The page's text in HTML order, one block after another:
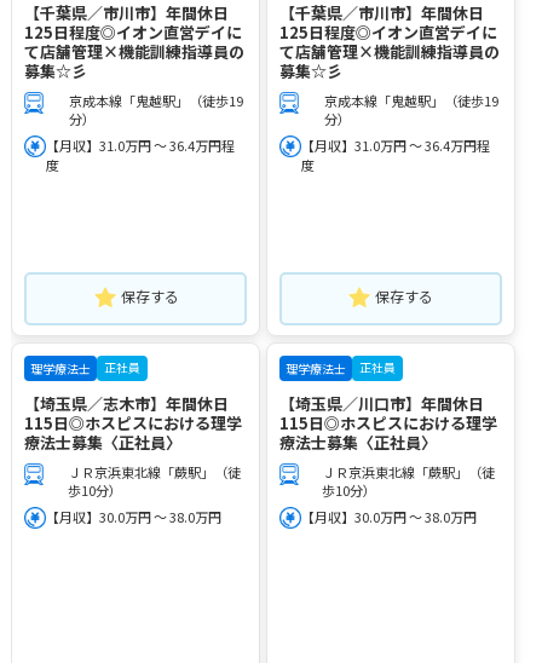
【千葉県／市川市】年間休日
125日程度◎イオン直営デイに
て店舗管理×機能訓練指導員の
募集☆彡
京成本線「鬼越駅」（徒歩19
分）
【月収】31.0万円 ～ 36.4万円程
度
保存する
【千葉県／市川市】年間休日
125日程度◎イオン直営デイに
て店舗管理×機能訓練指導員の
募集☆彡
京成本線「鬼越駅」（徒歩19
分）
【月収】31.0万円 ～ 36.4万円程
度
保存する
理学療法士 正社員
【埼玉県／志木市】年間休日
115日◎ホスピスにおける理学
療法士募集〈正社員〉
ＪＲ京浜東北線「蕨駅」（徒
歩10分）
【月収】30.0万円 ～ 38.0万円
理学療法士 正社員
【埼玉県／川口市】年間休日
115日◎ホスピスにおける理学
療法士募集〈正社員〉
ＪＲ京浜東北線「蕨駅」（徒
歩10分）
【月収】30.0万円 ～ 38.0万円